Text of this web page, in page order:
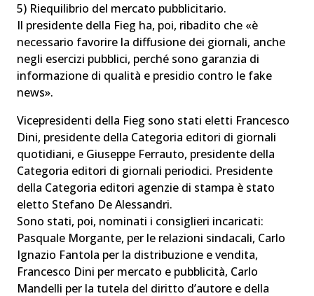
5) Riequilibrio del mercato pubblicitario.
Il presidente della Fieg ha, poi, ribadito che «è
necessario favorire la diffusione dei giornali, anche
negli esercizi pubblici, perché sono garanzia di
informazione di qualità e presidio contro le fake
news».
Vicepresidenti della Fieg sono stati eletti Francesco
Dini, presidente della Categoria editori di giornali
quotidiani, e Giuseppe Ferrauto, presidente della
Categoria editori di giornali periodici. Presidente
della Categoria editori agenzie di stampa è stato
eletto Stefano De Alessandri.
Sono stati, poi, nominati i consiglieri incaricati:
Pasquale Morgante, per le relazioni sindacali, Carlo
Ignazio Fantola per la distribuzione e vendita,
Francesco Dini per mercato e pubblicità, Carlo
Mandelli per la tutela del diritto d’autore e della